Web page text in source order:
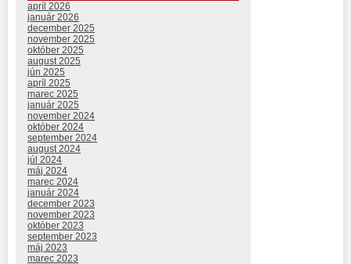
apríl 2026
január 2026
december 2025
november 2025
október 2025
august 2025
jún 2025
apríl 2025
marec 2025
január 2025
november 2024
október 2024
september 2024
august 2024
júl 2024
máj 2024
marec 2024
január 2024
december 2023
november 2023
október 2023
september 2023
máj 2023
marec 2023